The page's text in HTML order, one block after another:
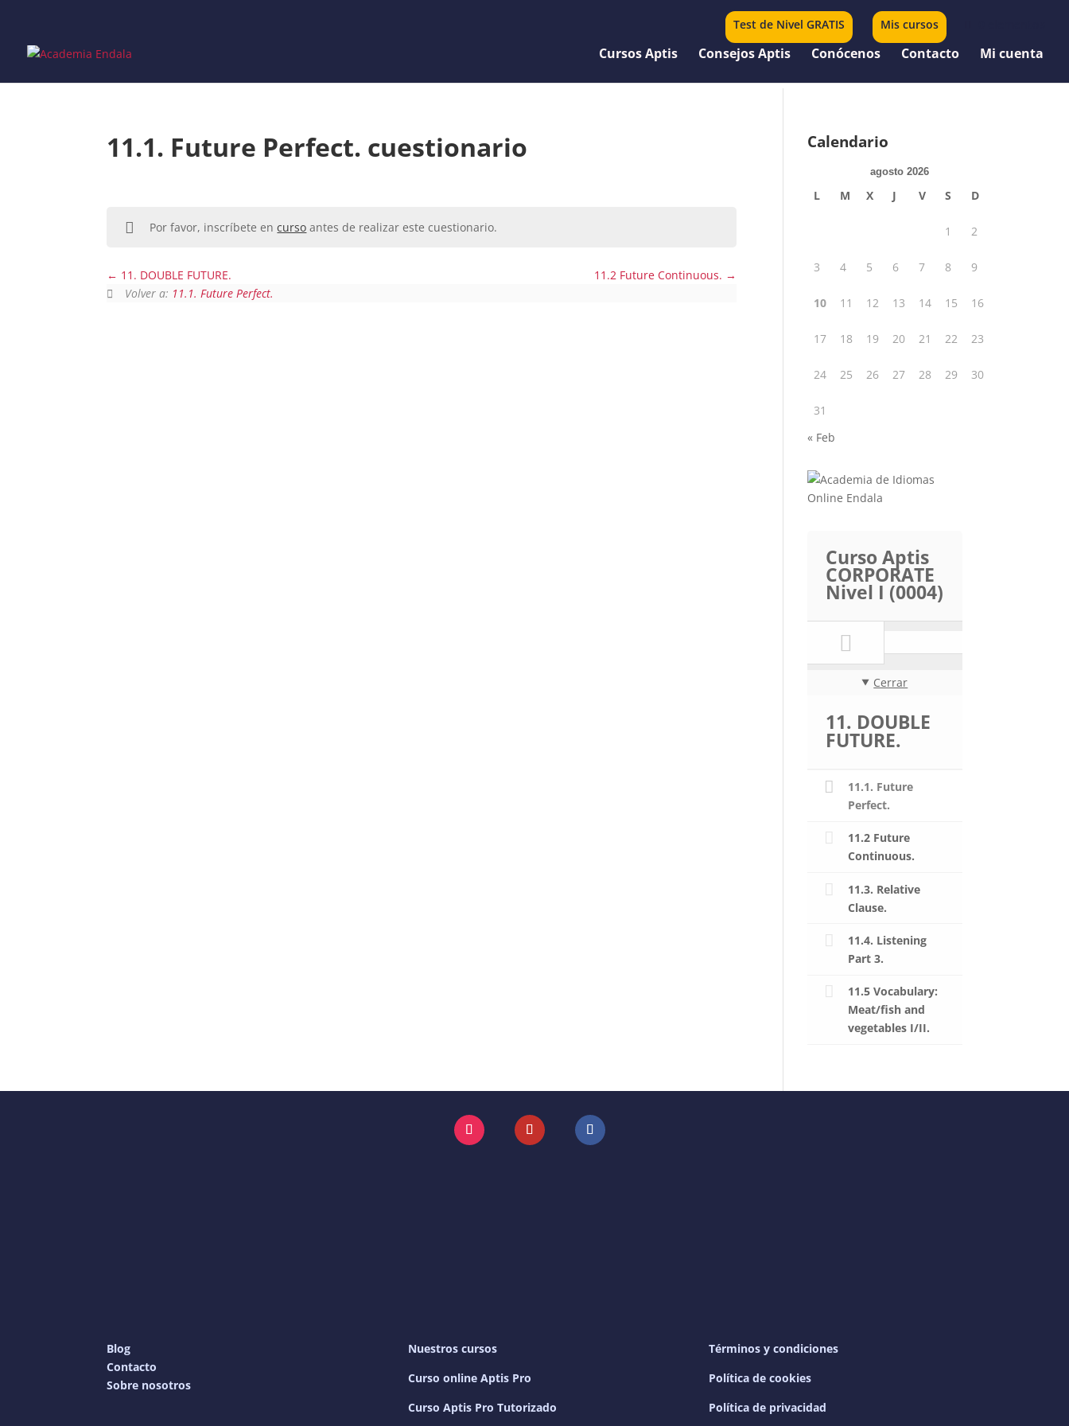
Test de Nivel GRATIS Mis cursos
Cursos Aptis Consejos Aptis Conócenos Contacto Mi cuenta
11.1. Future Perfect. cuestionario
Por favor, inscríbete encurso antes de realizar este cuestionario.
11. DOUBLE FUTURE.
11.2 Future Continuous.
Volver a: 11.1. Future Perfect.
Calendario
agosto 2026
L M X J V S D
1 2
3 4 5 6 7 8 9
10 11 12 13 14 15 16
17 18 19 20 21 22 23
24 25 26 27 28 29 30
31
« Feb
Curso Aptis
CORPORATE
Nivel I (0004)
Cerrar
11. DOUBLE
FUTURE.
11.1. Future
Perfect.
11.2 Future
Continuous.
11.3. Relative
Clause.
11.4. Listening
Part 3.
11.5 Vocabulary:
Meat/fish and
vegetables I/II.
Instagram YouTube Facebook
Blog
Contacto
Sobre nosotros
Nuestros cursos
Curso online Aptis Pro
Curso Aptis Pro Tutorizado
Términos y condiciones
Política de cookies
Política de privacidad